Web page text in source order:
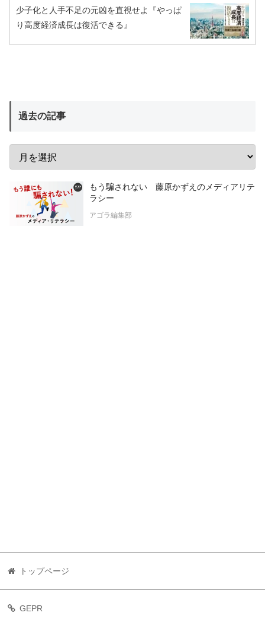
少子化と人手不足の元凶を直視せよ『やっぱ
り高度経済成長は復活できる』
過去の記事
もう騙されない 藤原かずえのメディアリテ
ラシー
アゴラ編集部
トップページ
GEPR